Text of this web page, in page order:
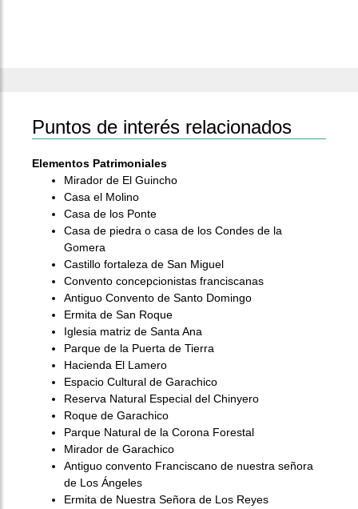
Puntos de interés relacionados
Elementos Patrimoniales
Mirador de El Guincho
Casa el Molino
Casa de los Ponte
Casa de piedra o casa de los Condes de la
Gomera
Castillo fortaleza de San Miguel
Convento concepcionistas franciscanas
Antiguo Convento de Santo Domingo
Ermita de San Roque
Iglesia matriz de Santa Ana
Parque de la Puerta de Tierra
Hacienda El Lamero
Espacio Cultural de Garachico
Reserva Natural Especial del Chinyero
Roque de Garachico
Parque Natural de la Corona Forestal
Mirador de Garachico
Antiguo convento Franciscano de nuestra señora
de Los Ángeles
Ermita de Nuestra Señora de Los Reyes